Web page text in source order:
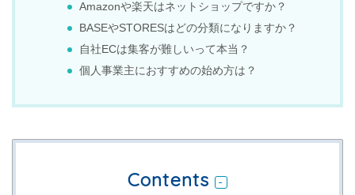
Amazonや楽天はネットショップですか？
BASEやSTORESはどの分類になりますか？
自社ECは集客が難しいって本当？
個人事業主におすすめの始め方は？
Contents